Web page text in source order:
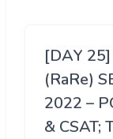
[DAY
(RaRe)
2022 –
& CSAT;